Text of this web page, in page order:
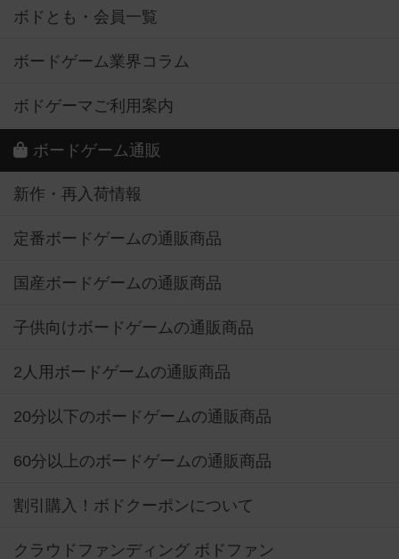
ボドとも・会員一覧
ボードゲーム業界コラム
ボドゲーマご利用案内
ボードゲーム通販
新作・再入荷情報
定番ボードゲームの通販商品
国産ボードゲームの通販商品
子供向けボードゲームの通販商品
2人用ボードゲームの通販商品
20分以下のボードゲームの通販商品
60分以上のボードゲームの通販商品
割引購入！ボドクーポンについて
クラウドファンディング ボドファン